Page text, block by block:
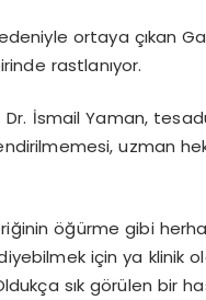
ortaya çıkan
rastlanıyor.
Dr. İsmail Yaman,
uzman
öğürme gibi
için ya klinik
sık görülen bir